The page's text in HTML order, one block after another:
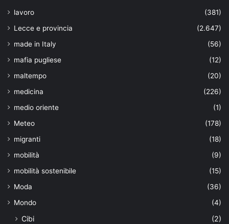
lavoro
(381)
Lecce e provincia
(2.647)
made in Italy
(56)
mafia pugliese
(12)
maltempo
(20)
medicina
(226)
medio oriente
(1)
Meteo
(178)
migranti
(18)
mobilità
(9)
mobilità sostenibile
(15)
Moda
(36)
Mondo
(4)
Cibi (2)